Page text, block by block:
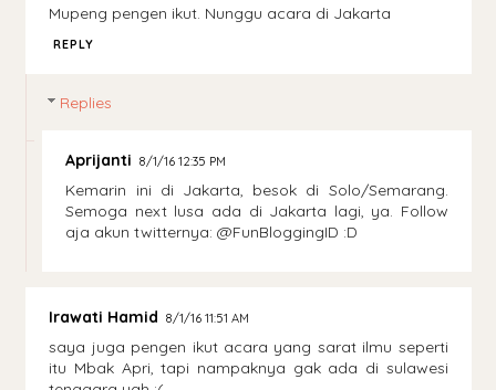
Mupeng pengen ikut. Nunggu acara di Jakarta
REPLY
Replies
Aprijanti 8/1/16 12:35 PM
Kemarin ini di Jakarta, besok di Solo/Semarang.
Semoga next lusa ada di Jakarta lagi, ya. Follow
aja akun twitternya: @FunBloggingID :D
Irawati Hamid 8/1/16 11:51 AM
saya juga pengen ikut acara yang sarat ilmu seperti
itu Mbak Apri, tapi nampaknya gak ada di sulawesi